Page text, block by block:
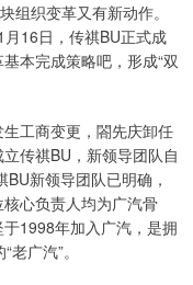
织变革又有新动作。
16日，传祺BU正式成
本完成策略吧，形成“双
工商变更，閤先庆卸任
传祺BU，新领导团队自
新领导团队已明确，
心负责人均为广汽骨
1998年加入广汽，是拥
广汽”。